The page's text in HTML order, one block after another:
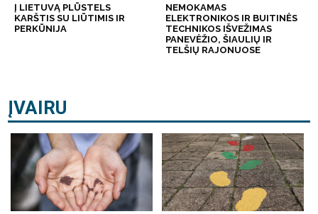
Į LIETUVĄ PLŪSTELS
KARŠTIS SU LIŪTIMIS IR
PERKŪNIJA
NEMOKAMAS
ELEKTRONIKOS IR BUITINĖS
TECHNIKOS IŠVEŽIMAS
PANEVĖŽIO, ŠIAULIŲ IR
TELŠIŲ RAJONUOSE
ĮVAIRU